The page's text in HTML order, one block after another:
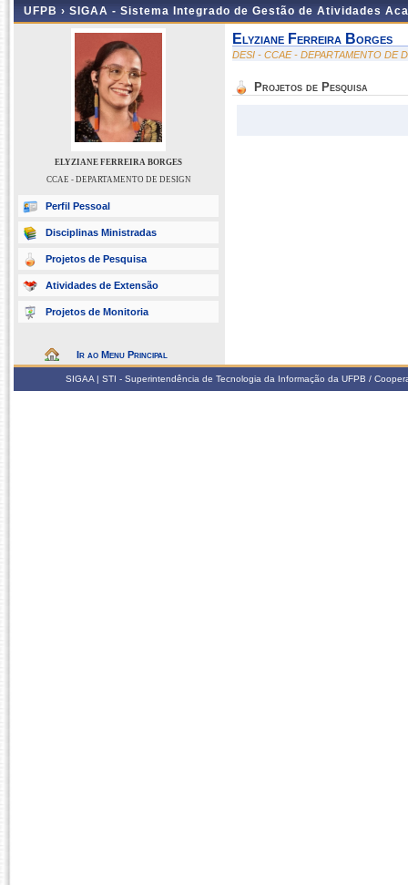
UFPB › SIGAA - Sistema Integrado de Gestão de Atividades
ELYZIANE FERREIRA BORGES
CCAE - DEPARTAMENTO DE DESIGN
Perfil Pessoal
Disciplinas Ministradas
Projetos de Pesquisa
Atividades de Extensão
Projetos de Monitoria
Ir ao Menu Principal
Elyziane Ferreira Borges
DESI - CCAE - DEPARTAMENTO DE
Projetos de Pesquisa
SIGAA | STI - Superintendência de Tecnologia da Informação da UFPB /